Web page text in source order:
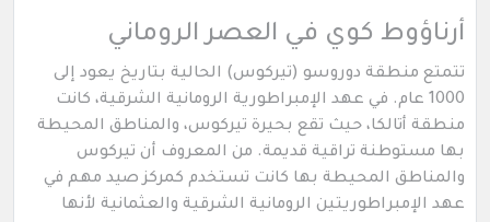
أرناؤوط كوي في العصر الروماني
تتمتع منطقة دوروسو (تيركوس) الحالية بتاريخ يعود إلى
1000 عام. في عهد الإمبراطورية الرومانية الشرقية، كانت
منطقة أتالكا، حيث تقع بحيرة تيركوس، والمناطق المحيطة
بها مستوطنة تراقية قديمة. من المعروف أن تيركوس
والمناطق المحيطة بها كانت تستخدم كمركز صيد مهم في
عهد الإمبراطوريتين الرومانية الشرقية والعثمانية لأنها